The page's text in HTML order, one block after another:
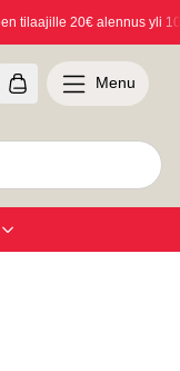
tilaajille 20€ alennus yli
Menu